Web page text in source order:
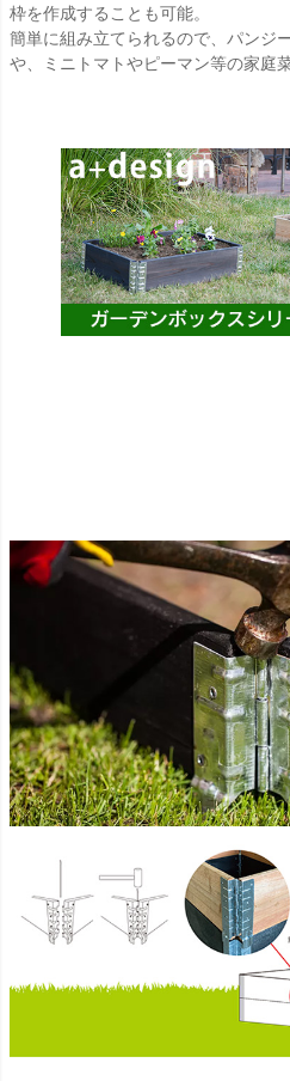
枠を作成することも可能。
簡単に組み立てられるので、パンジ
や、ミニトマトやピーマン等の家庭